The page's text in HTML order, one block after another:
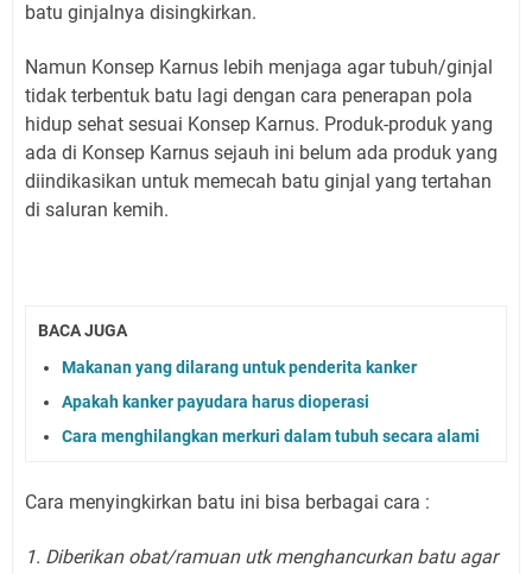
batu ginjalnya disingkirkan.
Namun Konsep Karnus lebih menjaga agar tubuh/ginjal
tidak terbentuk batu lagi dengan cara penerapan pola
hidup sehat sesuai Konsep Karnus. Produk-produk yang
ada di Konsep Karnus sejauh ini belum ada produk yang
diindikasikan untuk memecah batu ginjal yang tertahan
di saluran kemih.
BACA JUGA
Makanan yang dilarang untuk penderita kanker
Apakah kanker payudara harus dioperasi
Cara menghilangkan merkuri dalam tubuh secara alami
Cara menyingkirkan batu ini bisa berbagai cara :
1. Diberikan obat/ramuan utk menghancurkan batu agar